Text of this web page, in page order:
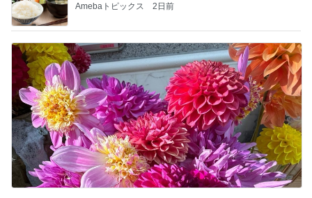
Amebaトピックス 2日前